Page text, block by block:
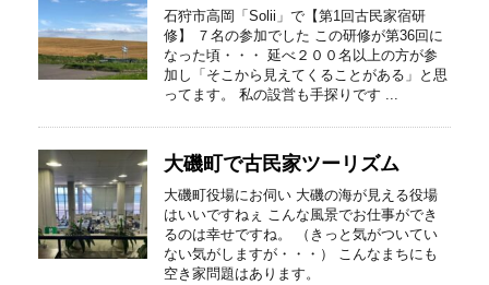
石狩市高岡「Solii」で【第1回古民家宿研
修】 ７名の参加でした この研修が第36回に
なった頃・・・ 延べ２００名以上の方が参
加し「そこから見えてくることがある」と思
ってます。 私の設営も手探りです ...
大磯町で古民家ツーリズム
大磯町役場にお伺い 大磯の海が見える役場
はいいですねぇ こんな風景でお仕事ができ
るのは幸せですね。 （きっと気がついてい
ない気がしますが・・・） こんなまちにも
空き家問題はあります。